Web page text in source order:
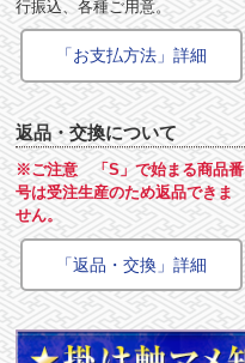
行振込、各種ご用意。
「お支払方法」詳細
返品・交換について
※ご注意 「S」で始まる商品番
号は受注生産のため返品できま
せん。
「返品・交換」詳細